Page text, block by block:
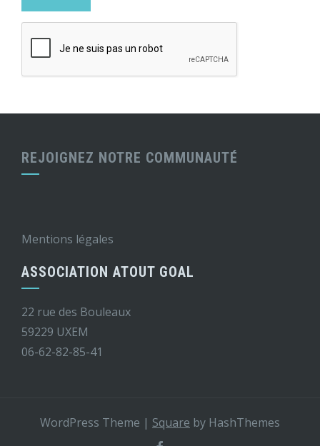
REJOIGNEZ NOTRE COMMUNAUTÉ
Mentions légales
ASSOCIATION ATOUT GOAL
22 rue des Bouleaux
59229 UXEM
06-62-82-85-41
WordPress Theme | Square by HashThemes